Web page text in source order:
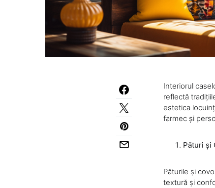
Interiorul
reflectă
estetica
farmec și
Pături și
Păturile și
textură și